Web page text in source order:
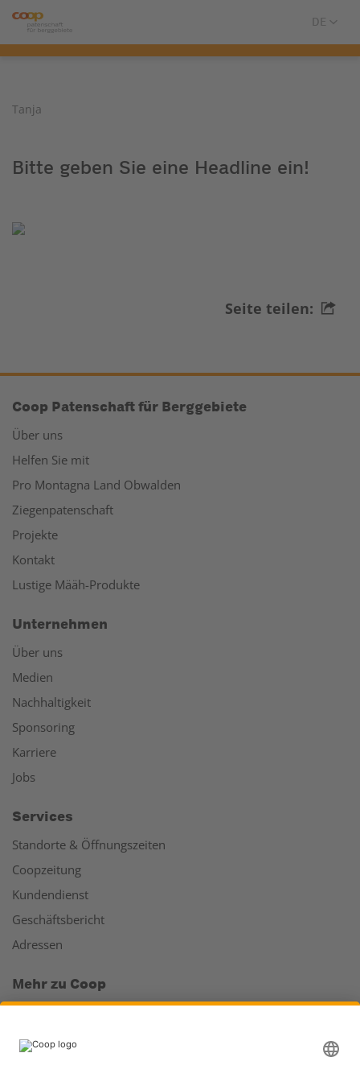
Tanja
Bitte geben Sie eine Headline ein!
Seite teilen:
Coop Patenschaft für Berggebiete
Über uns
Helfen Sie mit
Pro Montagna Land Obwalden
Ziegenpatenschaft
Projekte
Kontakt
Lustige Määh-Produkte
Unternehmen
Über uns
Medien
Nachhaltigkeit
Sponsoring
Karriere
Jobs
Services
Standorte & Öffnungszeiten
Coopzeitung
Kundendienst
Geschäftsbericht
Adressen
Mehr zu Coop
Läden & Services